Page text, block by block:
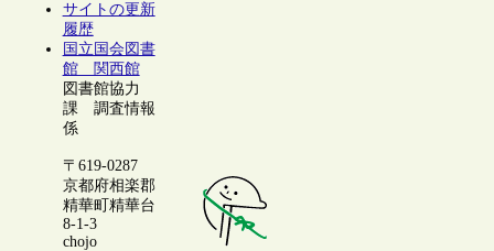
サイトの更新
履歴
国立国会図書
館 関西館
図書館協力
課 調査情報
係
〒619-0287
京都府相楽郡
精華町精華台
8-1-3
chojo